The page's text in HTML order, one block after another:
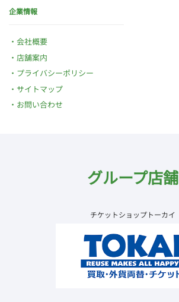
企業情報
会社概要
店舗案内
プライバシーポリシー
サイトマップ
お問い合わせ
グループ店舗
チケットショップトーカイ